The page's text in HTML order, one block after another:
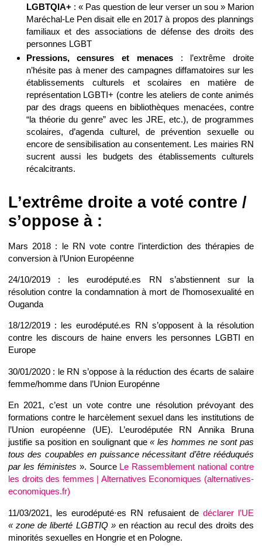
LGBTQIA+: « Pas question de leur verser un sou » Marion
Maréchal-Le Pen disait elle en 2017 à propos des plannings
familiaux et des associations de défense des droits des
personnes LGBT
Pressions, censures et menaces: l’extrême droite
n’hésite pas à mener des campagnes diffamatoires sur les
établissements culturels et scolaires en matière de
représentation LGBTI+ (contre les ateliers de conte animés
par des drags queens en bibliothèques menacées, contre
“la théorie du genre” avec les JRE, etc.), de programmes
scolaires, d’agenda culturel, de prévention sexuelle ou
encore de sensibilisation au consentement. Les mairies RN
sucrent aussi les budgets des établissements culturels
récalcitrants.
L’extrême droite a voté contre /
s’oppose à :
Mars 2018 : le RN vote contre l’interdiction des thérapies de
conversion à l’Union Européenne
24/10/2019 : les eurodéputé.es RN s’abstiennent sur la
résolution contre la condamnation à mort de l’homosexualité en
Ouganda
18/12/2019 : les eurodéputé.es RN s’opposent à la résolution
contre les discours de haine envers les personnes LGBTI en
Europe
30/01/2020 : le RN s’oppose à la réduction des écarts de salaire
femme/homme dans l’Union Europénne
En 2021, c’est un vote contre une résolution prévoyant des
formations contre le harcèlement sexuel dans les institutions de
l’Union européenne (UE). L’eurodéputée RN Annika Bruna
justifie sa position en soulignant que« les hommes ne sont pas
tous des coupables en puissance nécessitant d’être rééduqués
par les féministes ». Source Le Rassemblement national contre
les droits des femmes | Alternatives Economiques (alternatives-
economiques.fr)
11/03/2021, les eurodéputé·es RN refusaient de déclarer l’UE
« zone de liberté LGBTIQ »en réaction au recul des droits des
minorités sexuelles en Hongrie et en Pologne.